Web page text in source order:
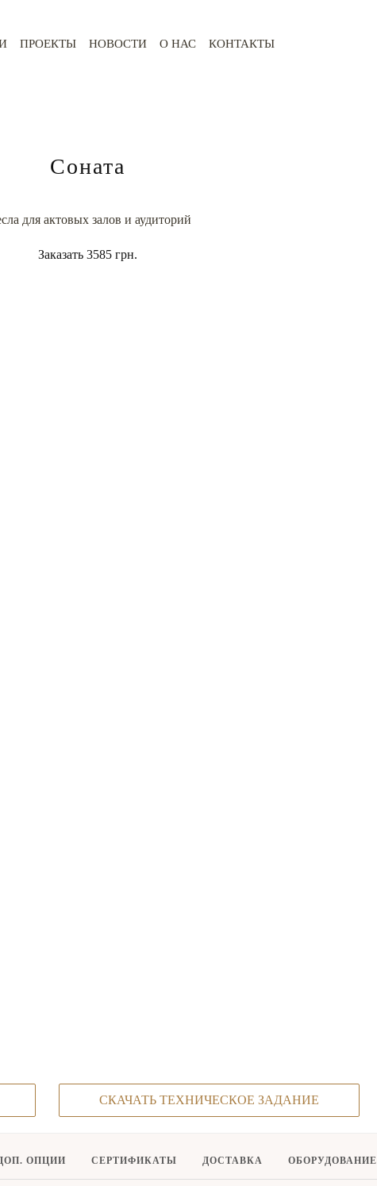
ПРОЕКТЫ НОВОСТИ О НАС КОНТАКТЫ
Соната
СКАЧАТЬ ТЕХНИЧЕСКОЕ ЗАДАНИЕ
для актовых залов и аудиторий
Заказать 3585 грн.
ОПЦИИ СЕРТИФИКАТЫ ДОСТАВКА ОБОРУДОВАНИЕ